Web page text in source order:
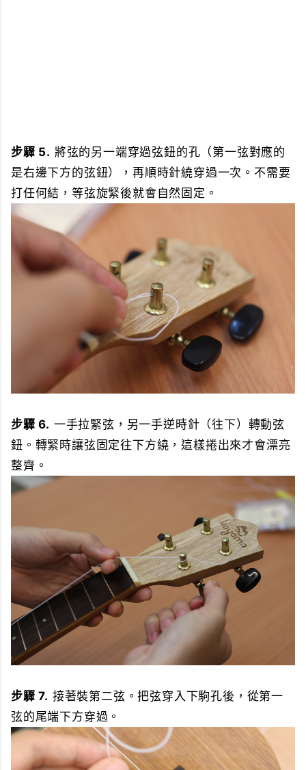
步驟 5. 將弦的另一端穿過弦鈕的孔（第一弦對應的
是右邊下方的弦鈕），再順時針繞穿過一次。不需要
打任何結，等弦旋緊後就會自然固定。
步驟 6. 一手拉緊弦，另一手逆時針（往下）轉動弦
鈕。轉緊時讓弦固定往下方繞，這樣捲出來才會漂亮
整齊。
步驟 7. 接著裝第二弦。把弦穿入下駒孔後，從第一
弦的尾端下方穿過。